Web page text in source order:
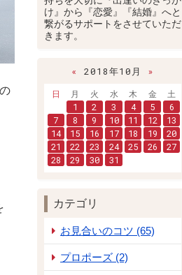
け』から『恋愛』『結婚』へと
繋がるサポートをさせていただ
きます。
« 2018年10月
»
日
月 火 水 木 金
土
1
2 3 4 5
6
7
8 9 10 11 12
13
14
15 16 17 18 19
20
21
22 23 24 25 26
27
28
29 30 31
カテゴリ
お見合いのコツ (65)
プロポーズ (2)